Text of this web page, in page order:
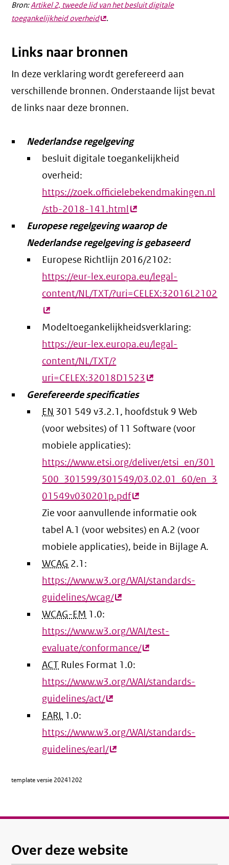
Bron:Artikel 2, tweede lid van het besluit digitale
toegankelijkheid overheid(externe
.
Links naar bronnen
In deze verklaring wordt gerefereerd aan
verschillende bronnen. Onderstaande lijst bevat
de links naar deze bronnen.
Nederlandse regelgeving
besluit digitale toegankelijkheid
overheid:
https://zoek.officielebekendmakingen.nl
/stb-2018-141.html(externe
link)
Europese regelgeving waarop de
Nederlandse regelgeving is gebaseerd
Europese Richtlijn 2016/2102:
https://eur-lex.europa.eu/legal-
content/NL/TXT/?uri=CELEX:32016L2102
Modeltoegankelijkheidsverklaring:
https://eur-lex.europa.eu/legal-
content/NL/TXT/?
uri=CELEX:32018D1523 (externe
Gerefereerde specificaties
EN 301 549 v3.2.1, hoofdstuk 9 Web
(voor websites) of 11 Software (voor
mobiele applicaties):
https://www.etsi.org/deliver/etsi_en/301
500_301599/301549/03.02.01_60/en_3
01549v030201p.pdf(externe
link)
Zie voor aanvullende informatie ook
tabel A.1 (voor websites) en A.2 (voor
mobiele applicaties), beide in Bijlage A.
WCAG 2.1:
https://www.w3.org/WAI/standards-
guidelines/wcag/(externe
WCAG-EM 1.0:
https://www.w3.org/WAI/test-
evaluate/conformance/(externe
ACT Rules Format 1.0:
https://www.w3.org/WAI/standards-
guidelines/act/(externe
EARL 1.0:
https://www.w3.org/WAI/standards-
guidelines/earl/(externe
template versie 20241202
Over deze website